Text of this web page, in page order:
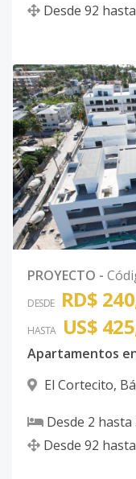
Desde 92 hasta
PROYECTO -
DESDE RD$
HASTA US$
Apartamentos
El Cortecito,
Desde 2 hasta
Desde 92 hasta